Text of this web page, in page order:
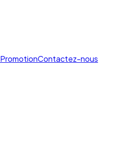
PromotionContactez-nous